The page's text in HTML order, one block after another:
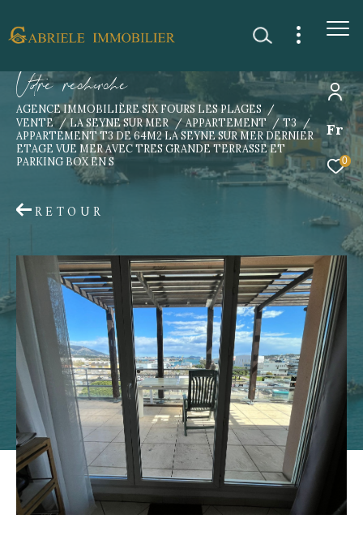
Fr
0
Vore recece
AGENCE IMMOBILIÈRE SIX FOURS LES PLAGES
VENTE
LA SEYNE SUR MER APPARTEMENT
T3
APPARTEMENT T3 DE 64M2 LA SEYNE SUR MER DERNIER
ETAGE VUE MER AVEC TRES GRANDE TERRASSE ET
PARKING BOX EN S
RETOUR